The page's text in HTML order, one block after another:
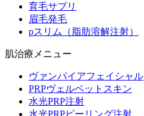
育毛サプリ
眉毛発毛
pスリム（脂肪溶解注射）
肌治療メニュー
ヴァンパイアフェイシャル
PRPヴェルベットスキン
水光PRP注射
水光PRPピーリング注射